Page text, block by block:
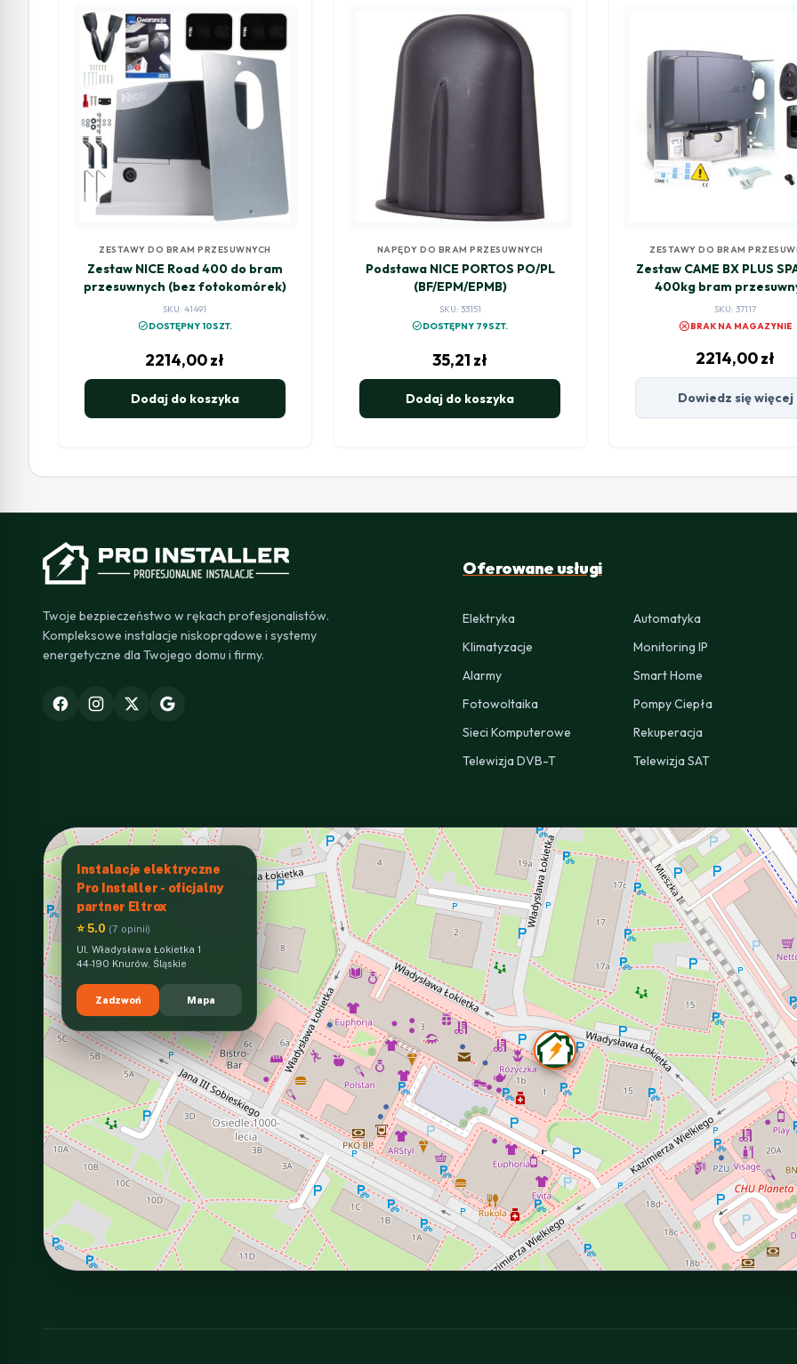
ZESTAWY DO BRAM PRZESUWNYCH
Zestaw NICE Road 400 do bram
przesuwnych (bez fotokomórek)
SKU: 41491
check_circleDOSTĘPNY 10SZT.
2214,00zł
Dodaj do koszyka
NAPĘDY DO BRAM PRZESUWNYCH
Podstawa NICE PORTOS PO/PL
(BF/EPM/EPMB)
SKU: 33151
check_circleDOSTĘPNY 79SZT.
35,21 zł
Dodaj do koszyka
ZESTAWY DO BRAM
Zestaw CAME BX PLUS
400kg bram
SKU: 37117
cancelBRAK NA MAGAZYNIE
2214,00zł
Dowiedz się więcej
Twoje bezpieczeństwo w rękach profesjonalistów.
Kompleksowe instalacje niskoprądowe i systemy
energetyczne dla Twojego domu i firmy.
Oferowane usługi
Elektryka
Automatyka
Klimatyzacje
Monitoring IP
Alarmy
Smart Home
Fotowoltaika
Pompy Ciepła
Sieci Komputerowe
Rekuperacja
Telewizja DVB-T
Telewizja SAT
Instalacje elektryczne
Pro Installer - oficjalny
partner Eltrox
⭐ 5.0 (7 opinii)
Ul. Władysława Łokietka 1
44-190 Knurów, Śląskie
Zadzwoń Mapa